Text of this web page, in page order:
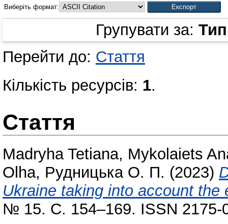
Виберіть формат:
Групувати за:
Перейти до: Стаття
Кількість ресурсів: 1.
Стаття
Madryha Tetiana, Mykolaiets
Olha, Рудницька О. П. (2023)
Ukraine taking into account
№ 15. С. 154–169. ISSN 2175-